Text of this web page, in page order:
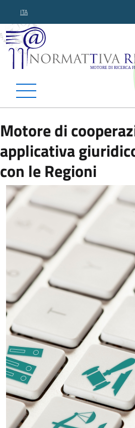
ITA
Normattiva
Motore di
applicativa
con le Regioni